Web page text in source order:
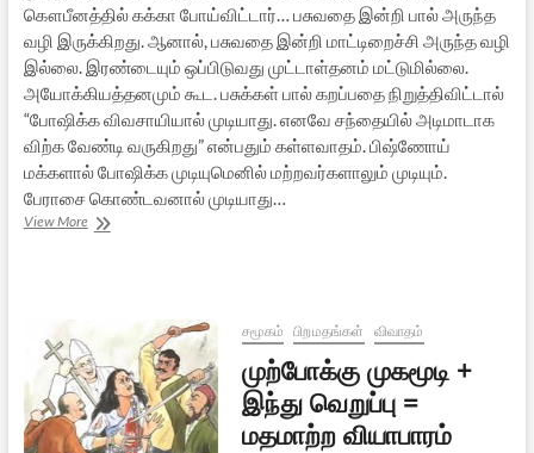
கௌபீனத்தில் கக்கா போய்விட்டார்… பசுவதை இன்றி பால் அருந்த
வழி இருக்கிறது. ஆனால், பசுவதை இன்றி மாட்டிறைச்சி அருந்த வழி
இல்லை. இரண்டையும் ஒப்பிடுவது முட்டாள்தனம் மட்டுமில்லை.
அயோக்கியத்தனமும் கூட. பசுக்கள் பால் கறப்பதை நிறுத்திவிட்டால்
“போஷிக்க விவசாயியால் முடியாது. எனவே சந்தையில் அடிமாடாக
விற்க வேண்டி வருகிறது” என்பதும் கள்ளவாதம். பிஷ்ணோய்
மக்களால் போஷிக்க முடியுமெனில் மற்றவர்களாலும் முடியும்.
பேராசை கொண்டவனால் முடியாது…
View Moreபயங்கொள்ளிப்
சமூகம் பிறமதங்கள் விவாதம்
முற்போக்கு முகமூடி +
இந்து வெறுப்பு =
மதமாற்ற வியாபாரம்